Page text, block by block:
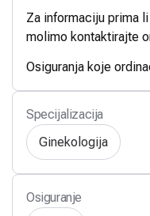
Za informaciju prima
molimo kontaktirajte
Osiguranja koje
Specijalizacija
Ginekologija
Osiguranje